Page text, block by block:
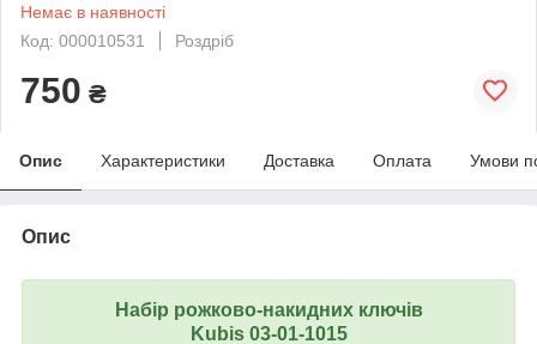
Немає в наявності
Код: 000010531
Роздріб
750 ₴
Опис Характеристики Доставка Оплата Умови
Опис
Набір рожково-накидних ключів
Kubis 03-01-1015